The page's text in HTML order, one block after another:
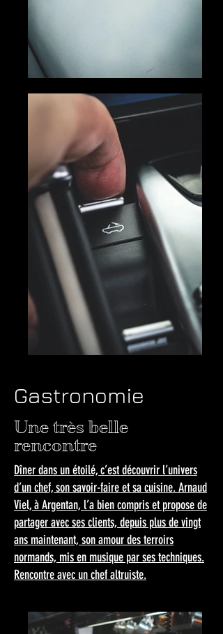
Gastronomie
Une très belle
rencontre
Dîner dans un étoilé, c’est découvrir l’univers
d’un chef, son savoir-faire et sa cuisine. Arnaud
Viel, à Argentan, l’a bien compris et propose de
partager avec ses clients, depuis plus de vingt
ans maintenant, son amour des terroirs
normands, mis en musique par ses techniques.
Rencontre avec un chef altruiste.